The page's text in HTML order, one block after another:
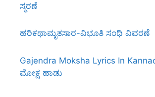
ಸ್ಮರಣೆ
ಹರಿಕಥಾಮೃತಸಾರ-ವಿಭೂತಿ ಸಂಧಿ ವಿವರಣೆ
Gajendra Moksha Lyrics In
ಮೋಕ್ಷ ಹಾಡು